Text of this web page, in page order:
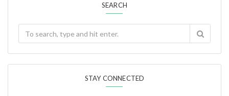
SEARCH
STAY CONNECTED